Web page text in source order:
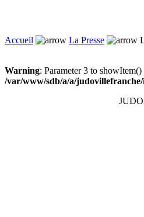
Accueil La Presse
Warning: Parameter 3 to
/var/www/sdb/a/a/